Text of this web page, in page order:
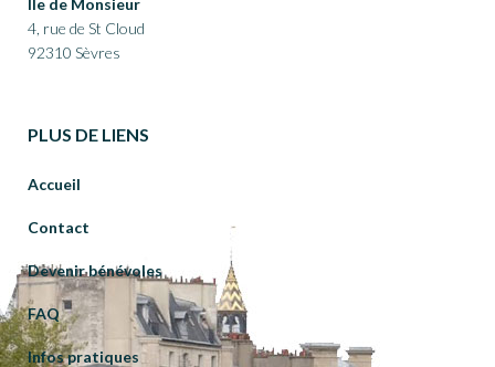
Île de Monsieur
4, rue de St Cloud
92310 Sèvres
PLUS DE LIENS
Accueil
Contact
Devenir bénévoles
FAQ
Infos pratiques